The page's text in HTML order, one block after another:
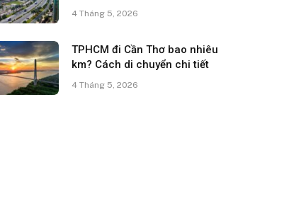
4 Tháng 5, 2026
TPHCM đi Cần Thơ bao nhiêu
km? Cách di chuyển chi tiết
4 Tháng 5, 2026